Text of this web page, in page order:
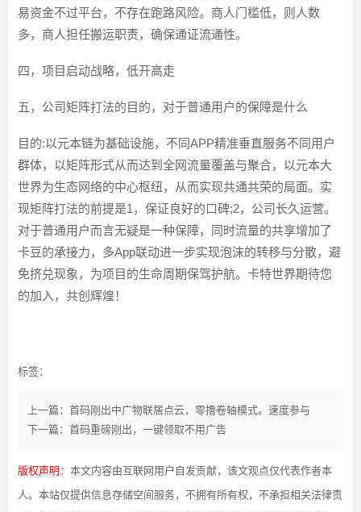
易资金不过平台，不存在跑路风险。商人门槛低，则人数
多，商人担任搬运职责，确保通证流通性。
四，项目启动战略，低开高走
五，公司矩阵打法的目的，对于普通用户的保障是什么
目的:以元本链为基础设施，不同APP精准垂直服务不同用户
群体，以矩阵形式从而达到全网流量覆盖与聚合，以元本大
世界为生态网络的中心枢纽，从而实现共通共荣的局面。实
现矩阵打法的前提是1，保证良好的口碑;2，公司长久运营。
对于普通用户而言无疑是一种保障，同时流量的共享增加了
卡豆的承接力，多App联动进一步实现泡沫的转移与分散，避
免挤兑现象，为项目的生命周期保驾护航。卡特世界期待您
的加入，共创辉煌！
标签：
上一篇：首码刚出中广物联居点云，零撸卷轴模式。速度参与
下一篇：首码重磅刚出，一键领取不用广告
版权声明 ：本文内容由互联网用户自发贡献，该文观点仅代表作者本
人。本站仅提供信息存储空间服务，不拥有所有权，不承担相关法律责